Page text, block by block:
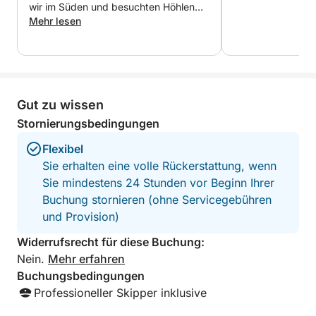
Kontaktieren Sie mich gerne über Click&Boat, um
Ihre Buchungswünsche zu besprechen.
wir im Süden und besuchten Höhlen
entlang der Küste mit Badestopps. Das
Mehr lesen
Gut zu wissen
Stornierungsbedingungen
Flexibel
Sie erhalten eine volle Rückerstattung, wenn
Sie mindestens 24 Stunden vor Beginn Ihrer
Buchung stornieren (ohne Servicegebühren
und Provision)
Widerrufsrecht für diese Buchung:
Nein. Mehr erfahren
Buchungsbedingungen
Professioneller Skipper inklusive